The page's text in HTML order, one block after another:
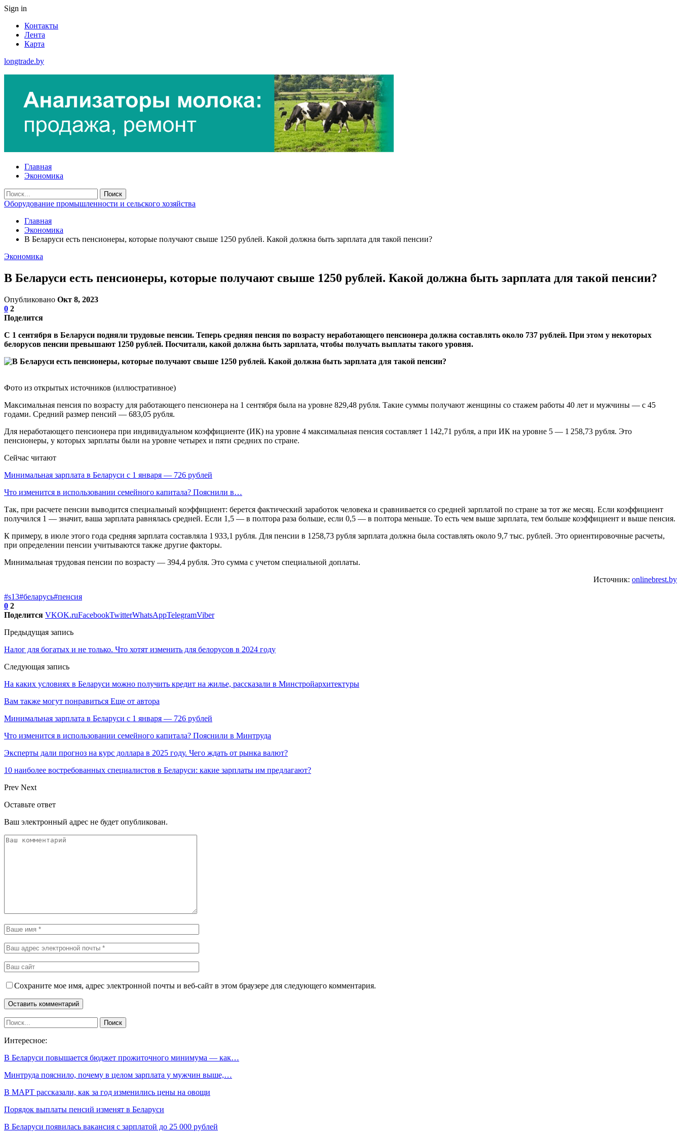
Sign in
Контакты
Лента
Карта
longtrade.by
Главная
Экономика
Оборудование промышленности и сельского хозяйства
Главная
Экономика
В Беларуси есть пенсионеры, которые получают свыше 1250 рублей. Какой должна быть зарплата для такой пенсии?
Экономика
В Беларуси есть пенсионеры, которые получают свыше 1250 рублей. Какой должна быть зарплата для такой пенсии?
Опубликовано Окт 8, 2023
0 2
Поделится
С 1 сентября в Беларуси подняли трудовые пенсии. Теперь средняя пенсия по возрасту неработающего пенсионера должна составлять около 737 рублей. При этом у некоторых
белорусов пенсии превышают 1250 рублей. Посчитали, какой должна быть зарплата, чтобы получать выплаты такого уровня.
Фото из открытых источников (иллюстративное)
Максимальная пенсия по возрасту для работающего пенсионера на 1 сентября была на уровне 829,48 рубля. Такие суммы получают женщины со стажем работы 40 лет и мужчины — с 45
годами. Средний размер пенсий — 683,05 рубля.
Для неработающего пенсионера при индивидуальном коэффициенте (ИК) на уровне 4 максимальная пенсия составляет 1 142,71 рубля, а при ИК на уровне 5 — 1 258,73 рубля. Это
пенсионеры, у которых зарплаты были на уровне четырех и пяти средних по стране.
Сейчас читают
Минимальная зарплата в Беларуси с 1 января — 726 рублей
Что изменится в использовании семейного капитала? Пояснили в…
Так, при расчете пенсии выводится специальный коэффициент: берется фактический заработок человека и сравнивается со средней зарплатой по стране за тот же месяц. Если коэффициент
получился 1 — значит, ваша зарплата равнялась средней. Если 1,5 — в полтора раза больше, если 0,5 — в полтора меньше. То есть чем выше зарплата, тем больше коэффициент и выше пенсия.
К примеру, в июле этого года средняя зарплата составляла 1 933,1 рубля. Для пенсии в 1258,73 рубля зарплата должна была составлять около 9,7 тыс. рублей. Это ориентировочные расчеты,
при определении пенсии учитываются также другие факторы.
Минимальная трудовая пенсии по возрасту — 394,4 рубля. Это сумма с учетом специальной доплаты.
Источник: onlinebrest.by
#s13#беларусь#пенсия
0 2
Поделится VKOK.ruFacebookTwitterWhatsAppTelegramViber
Предыдущая запись
Налог для богатых и не только. Что хотят изменить для белорусов в 2024 году
Следующая запись
На каких условиях в Беларуси можно получить кредит на жилье, рассказали в Минстройархитектуры
Вам также могут понравиться Еще от автора
Минимальная зарплата в Беларуси с 1 января — 726 рублей
Что изменится в использовании семейного капитала? Пояснили в Минтруда
Эксперты дали прогноз на курс доллара в 2025 году. Чего ждать от рынка валют?
10 наиболее востребованных специалистов в Беларуси: какие зарплаты им предлагают?
Prev Next
Оставьте ответ
Ваш электронный адрес не будет опубликован.
Сохраните мое имя, адрес электронной почты и веб-сайт в этом браузере для следующего комментария.
Интересное:
В Беларуси повышается бюджет прожиточного минимума — как…
Минтруда пояснило, почему в целом зарплата у мужчин выше,…
В МАРТ рассказали, как за год изменились цены на овощи
Порядок выплаты пенсий изменят в Беларуси
В Беларуси появилась вакансия с зарплатой до 25 000 рублей